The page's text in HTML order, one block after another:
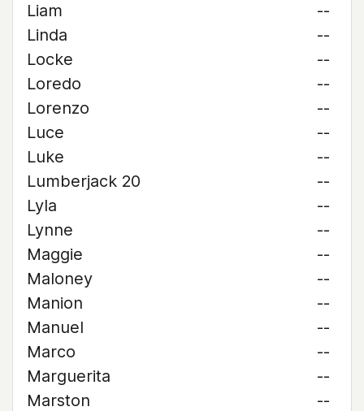
Liam
--
Linda
--
Locke
--
Loredo
--
Lorenzo
--
Luce
--
Luke
--
Lumberjack 20
--
Lyla
--
Lynne
--
Maggie
--
Maloney
--
Manion
--
Manuel
--
Marco
--
Marguerita
--
Marston
--